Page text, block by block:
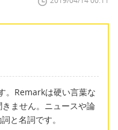
。Remarkは硬い言葉な
ません。ニュースや論
と名詞です。